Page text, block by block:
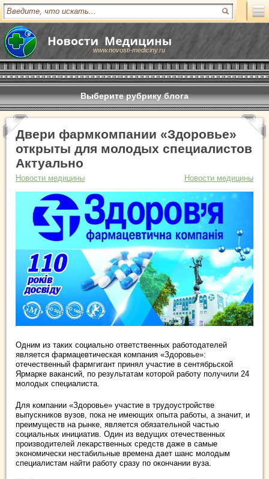
www.novosti-mediciny.ru
Выберите рубрику блога
Двери фармкомпании «Здоровье»
открыты для молодых специалистов
Актуально
Новости медицины Новости медицины
Одним из таких социально ответственных работодателей
является фармацевтическая компания «Здоровье»:
отечественный фармгигант принял участие в сентябрьской
Ярмарке вакансий, по результатам которой работу получили 24
молодых специалиста.
Для компании «Здоровье» участие в трудоустройстве
выпускников вузов, пока не имеющих опыта работы, а значит, и
преимуществ на рынке, является обязательной частью
социальных инициатив. Один из ведущих отечественных
производителей лекарственных средств даже в самые
экономически нестабильные времена дает шанс молодым
специалистам найти работу сразу по окончании вуза.